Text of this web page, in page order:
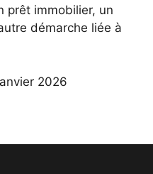
prêt immobilier, un
démarche liée à
2026